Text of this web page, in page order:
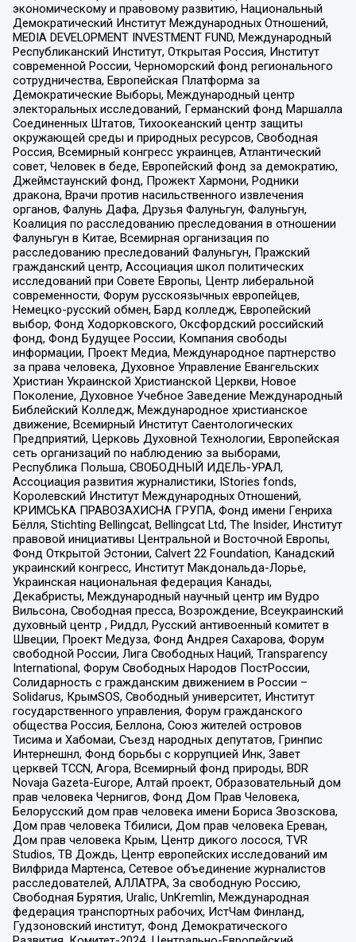
экономическому и правовому развитию, Национальный
Демократический Институт Международных Отношений,
MEDIA DEVELOPMENT INVESTMENT FUND, Международный
Республиканский Институт, Открытая Россия, Институт
современной России, Черноморский фонд регионального
сотрудничества, Европейская Платформа за
Демократические Выборы, Международный центр
электоральных исследований, Германский фонд Маршалла
Соединенных Штатов, Тихоокеанский центр защиты
окружающей среды и природных ресурсов, Свободная
Россия, Всемирный конгресс украинцев, Атлантический
совет, Человек в беде, Европейский фонд за демократию,
Джеймстаунский фонд, Прожект Хармони, Родники
дракона, Врачи против насильственного извлечения
органов, Фалунь Дафа, Друзья Фалуньгун, Фалуньгун,
Коалиция по расследованию преследования в отношении
Фалуньгун в Китае, Всемирная организация по
расследованию преследований Фалуньгун, Пражский
гражданский центр, Ассоциация школ политических
исследований при Совете Европы, Центр либеральной
современности, Форум русскоязычных европейцев,
Немецко-русский обмен, Бард колледж, Европейский
выбор, Фонд Ходорковского, Оксфордский российский
фонд, Фонд Будущее России, Компания свободы
информации, Проект Медиа, Международное партнерство
за права человека, Духовное Управление Евангельских
Христиан Украинской Христианской Церкви, Новое
Поколение, Духовное Учебное Заведение Международный
Библейский Колледж, Международное христианское
движение, Всемирный Институт Саентологических
Предприятий, Церковь Духовной Технологии, Европейская
сеть организаций по наблюдению за выборами,
Республика Польша, СВОБОДНЫЙ ИДЕЛЬ-УРАЛ,
Ассоциация развития журналистики, IStories fonds,
Королевский Институт Международных Отношений,
КРИМСЬКА ПРАВОЗАХИСНА ГРУПА, Фонд имени Генриха
Бёлля, Stichting Bellingcat, Bellingcat Ltd, The Insider, Институт
правовой инициативы Центральной и Восточной Европы,
Фонд Открытой Эстонии, Calvert 22 Foundation, Канадский
украинский конгресс, Институт Макдональда-Лорье,
Украинская национальная федерация Канады,
Декабристы, Международный научный центр им Вудро
Вильсона, Свободная пресса, Возрождение, Всеукраинский
духовный центр , Риддл, Русский антивоенный комитет в
Швеции, Проект Медуза, Фонд Андрея Сахарова, Форум
свободной России, Лига Свободных Наций, Transparеncy
International, Форум Свободных Народов ПостРоссии,
Солидарность с гражданским движением в России –
Solidarus, КрымSOS, Свободный университет, Институт
государственного управления, Форум гражданского
общества Россия, Беллона, Союз жителей островов
Тисима и Хабомаи, Съезд народных депутатов, Гринпис
Интернешнл, Фонд борьбы с коррупцией Инк, Завет
церквей TCCN, Агора, Всемирный фонд природы, BDR
Novaja Gazeta-Europe, Алтай проект, Образовательный дом
прав человека Чернигов, Фонд Дом Прав Человека,
Белорусский дом прав человека имени Бориса Звозскова,
Дом прав человека Тбилиси, Дом прав человека Ереван,
Дом прав человека Крым, Центр дикого лосося, TVR
Studios, ТВ Дождь, Центр европейских исследований им
Вилфрида Мартенса, Сетевое объединение журналистов
расследователей, АЛЛАТРА, За свободную Россию,
Свободная Бурятия, Uralic, UnKremlin, Международная
федерация транспортных рабочих, ИстЧам Финланд,
Гудзоновский институт, Фонд Демократического